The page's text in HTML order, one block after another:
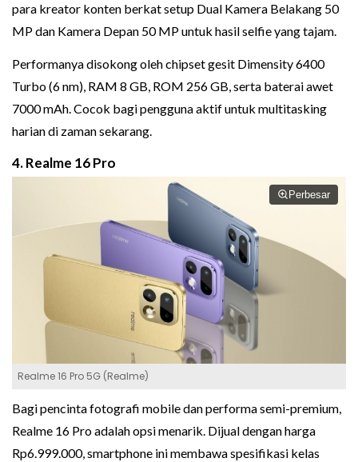
para kreator konten berkat setup Dual Kamera Belakang 50
MP dan Kamera Depan 50 MP untuk hasil selfie yang tajam.
Performanya disokong oleh chipset gesit Dimensity 6400
Turbo (6 nm), RAM 8 GB, ROM 256 GB, serta baterai awet
7000 mAh. Cocok bagi pengguna aktif untuk multitasking
harian di zaman sekarang.
4. Realme 16 Pro
Perbesar
Realme 16 Pro 5G (Realme)
Bagi pencinta fotografi mobile dan performa semi-premium,
Realme 16 Pro adalah opsi menarik. Dijual dengan harga
Rp6.999.000, smartphone ini membawa spesifikasi kelas